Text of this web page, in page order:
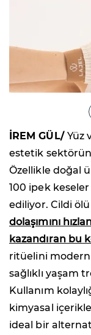
İREM GÜL/ Yüz
estetik
Özellikle doğal
100 ipek
ediliyor. Cildi
dolaşımını
kazandıran bu
ritüelini
sağlıklı yaşam
Kullanım
kimyasal
ideal bir